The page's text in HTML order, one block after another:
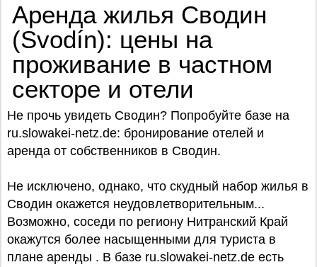
Аренда жилья Сводин
(Svodín): цены на
проживание в частном
секторе и отели
Не прочь увидеть Сводин? Попробуйте базe на
ru.slowakei-netz.de: бронирование отелей и
аренда от собственников в Сводин.
Не исключено, однако, что скудный набор жилья в
Сводин окажется неудовлетворительным...
Возможно, соседи по региону Нитранский Край
окажутся более насыщенными для туриста в
плане аренды . В базе ru.slowakei-netz.de есть